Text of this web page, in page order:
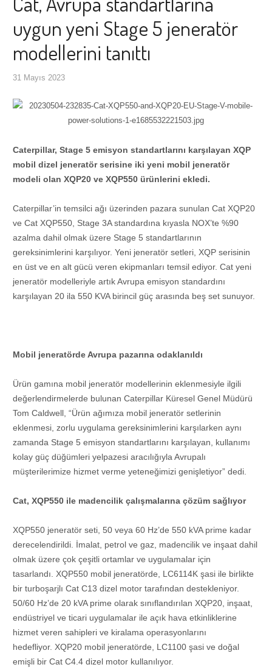
uygun yeni Stage 5 jeneratör
modellerini tanıttı
31 Mayıs 2023
Caterpillar, Stage 5 emisyon standartlarını karşılayan XQP
mobil dizel jeneratör serisine iki yeni mobil jeneratör
modeli olan XQP20 ve XQP550 ürünlerini ekledi.
Caterpillar’in temsilci ağı üzerinden pazara sunulan Cat XQP20
ve Cat XQP550, Stage 3A standardına kıyasla NOX’te %90
azalma dahil olmak üzere Stage 5 standartlarının
gereksinimlerini karşılıyor. Yeni jeneratör setleri, XQP serisinin
en üst ve en alt gücü veren ekipmanları temsil ediyor. Cat yeni
jeneratör modelleriyle artık Avrupa emisyon standardını
karşılayan 20 ila 550 KVA birincil güç arasında beş set sunuyor.
Mobil jeneratörde Avrupa pazarına odaklanıldı
Ürün gamına mobil jeneratör modellerinin eklenmesiyle ilgili
değerlendirmelerde bulunan Caterpillar Küresel Genel Müdürü
Tom Caldwell, “Ürün ağımıza mobil jeneratör setlerinin
eklenmesi, zorlu uygulama gereksinimlerini karşılarken aynı
zamanda Stage 5 emisyon standartlarını karşılayan, kullanımı
kolay güç düğümleri yelpazesi aracılığıyla Avrupalı ​​
müşterilerimize hizmet verme yeteneğimizi genişletiyor” dedi.
Cat, XQP550 ile madencilik çalışmalarına çözüm sağlıyor
XQP550 jeneratör seti, 50 veya 60 Hz’de 550 kVA prime kadar
derecelendirildi. İmalat, petrol ve gaz, madencilik ve inşaat dahil
olmak üzere çok çeşitli ortamlar ve uygulamalar için
tasarlandı. XQP550 mobil jeneratörde, LC6114K şasi ile birlikte
bir turboşarjlı Cat C13 dizel motor tarafından destekleniyor.
50/60 Hz’de 20 kVA prime olarak sınıflandırılan XQP20, inşaat,
endüstriyel ve ticari uygulamalar ile açık hava etkinliklerine
hizmet veren sahipleri ve kiralama operasyonlarını
hedefliyor. XQP20 mobil jeneratörde, LC1100 şasi ve doğal
emişli bir Cat C4.4 dizel motor kullanılıyor.